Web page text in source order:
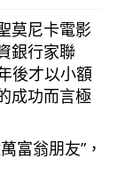
莫尼卡電影
銀行家聯
後才以小額
成功而言極
富翁朋友 ，